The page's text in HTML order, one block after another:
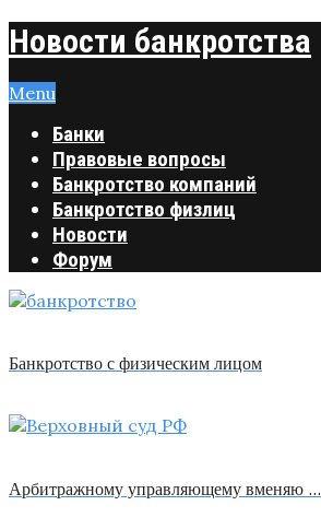
Новости банкротства
Menu
Банки
Правовые вопросы
Банкротство компаний
Банкротство физлиц
Новости
Форум
Банкротство с физическим лицом
Арбитражному управляющему вменяю …